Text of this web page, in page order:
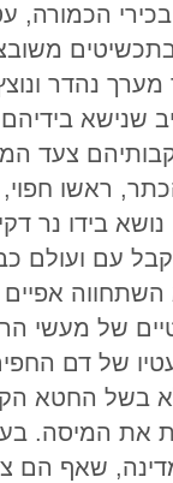
הכמורה,
מערך נהדר
שנישא
צעד
ראשו חפוי,
בידו נר
עם ועולם
השתחווה
של מעשי
של דם
בשל החטא
את המיסה.
שאף הם